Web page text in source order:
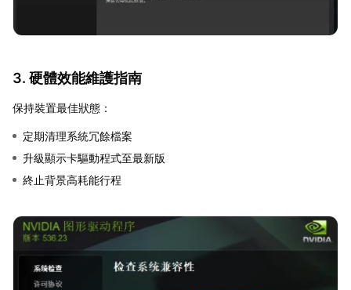
3. 硬體效能維護指南
保持裝置最佳狀態：
定期清理系統冗餘檔案
升級顯示卡驅動程式至最新版
終止背景高耗能行程